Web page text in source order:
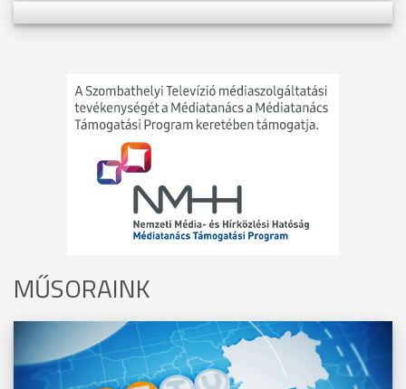
MŰSORAINK